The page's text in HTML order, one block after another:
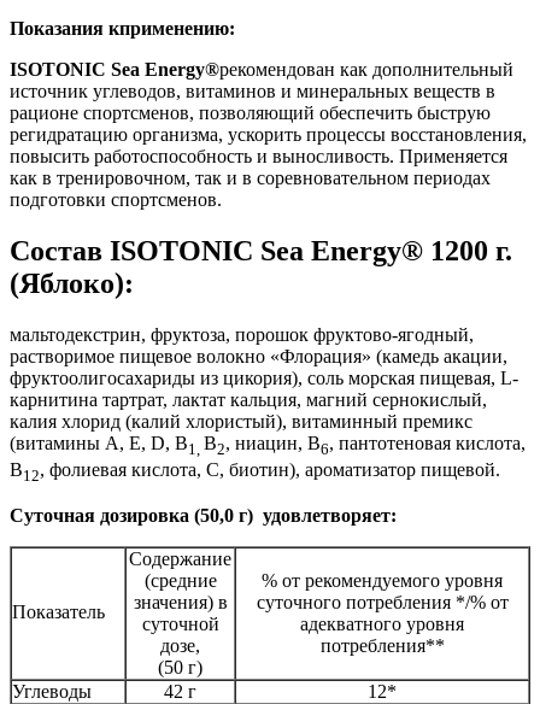
Показания кприменению:
ISOTONIC Sea Energy®рекомендован как дополнительный
источник углеводов, витаминов и минеральных веществ в
рационе спортсменов, позволяющий обеспечить быструю
регидратацию организма, ускорить процессы восстановления,
повысить работоспособность и выносливость. Применяется
как в тренировочном, так и в соревновательном периодах
подготовки спортсменов.
Состав ISOTONIC Sea Energy® 1200 г.
(Яблоко):
мальтодекстрин, фруктоза, порошок фруктово-ягодный,
растворимое пищевое волокно «Флорация» (камедь акации,
фруктоолигосахариды из цикория), соль морская пищевая, L-
карнитина тартрат, лактат кальция, магний сернокислый,
калия хлорид (калий хлористый), витаминный премикс
(витамины А, Е, D, В1, В2, ниацин, В6, пантотеновая кислота,
В12, фолиевая кислота, С, биотин), ароматизатор пищевой.
Суточная дозировка (50,0 г) удовлетворяет:
Показатель
Содержание
(средние
значения) в
суточной
дозе,
(50 г)
% от рекомендуемого уровня
суточного потребления */% от
адекватного уровня
потребления**
Углеводы 42 г
12*